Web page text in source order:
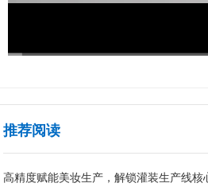
推荐阅读
高精度赋能美妆生产，解锁灌装生产线核